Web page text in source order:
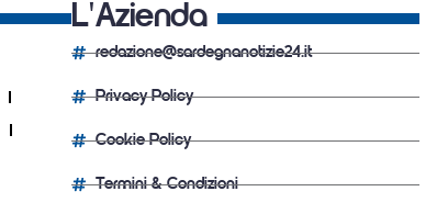
L'Azienda
redazione@sardegnanotizie24.it
Privacy Policy
Cookie Policy
Termini & Condizioni